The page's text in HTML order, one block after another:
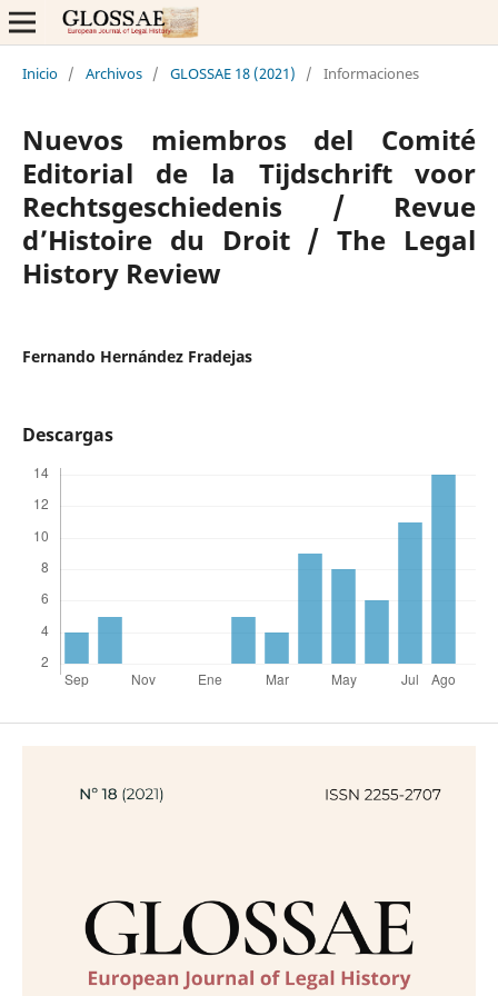
Inicio / Archivos / GLOSSAE 18 (2021) / Informaciones
Nuevos miembros del Comité
Editorial de la Tijdschrift voor
Rechtsgeschiedenis / Revue
d’Histoire du Droit / The Legal
History Review
Fernando Hernández Fradejas
Descargas